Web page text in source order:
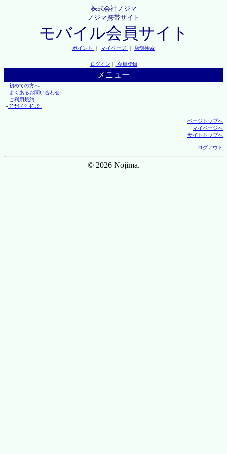
株式会社ノジマ
ノジマ携帯サイト
モバイル会員サイト
ポイント ｜ マイページ ｜ 店舗検索
ログイン ｜ 会員登録
メニュー
├初めての方へ
├ よくあるお問い合わせ
├ご利用規約
└ﾌﾟﾗｲﾊﾞｼｰﾎﾟﾘｼｰ
ページトップへ
マイページへ
サイトトップへ
ログアウト
© 2026 Nojima.